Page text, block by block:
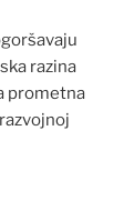
razina
prometna